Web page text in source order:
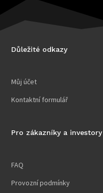
Důležité odkazy
Můj účet
Kontaktní formulář
Pro zákazníky a investory
FAQ
Provozní podmínky